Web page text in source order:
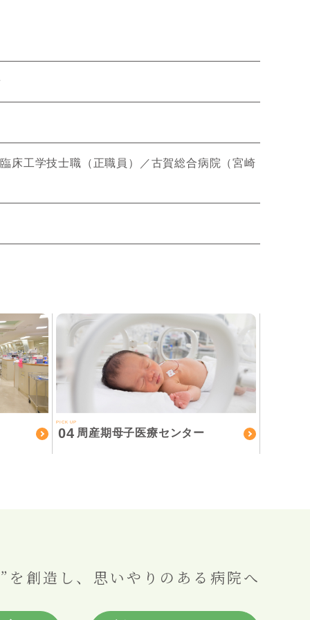
工学技士職（正職員）／古賀総合病院（宮崎
PICK UP
04 周産期母子医療センター
創造し、 思いやりのある病院へ